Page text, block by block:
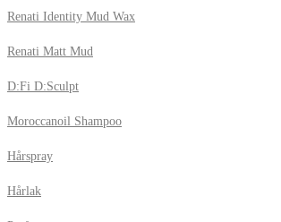
Renati Identity Mud Wax
Renati Matt Mud
D:Fi D:Sculpt
Moroccanoil Shampoo
Hårspray
Hårlak